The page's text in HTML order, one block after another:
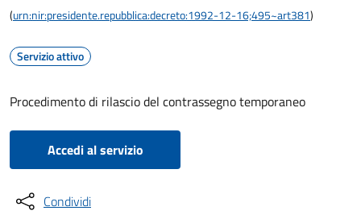
(urn:nir:presidente.repubblica:decreto:1992-12-16;495~art381)
Servizio attivo
Procedimento di rilascio del contrassegno temporaneo
Accedi al servizio
Condividi